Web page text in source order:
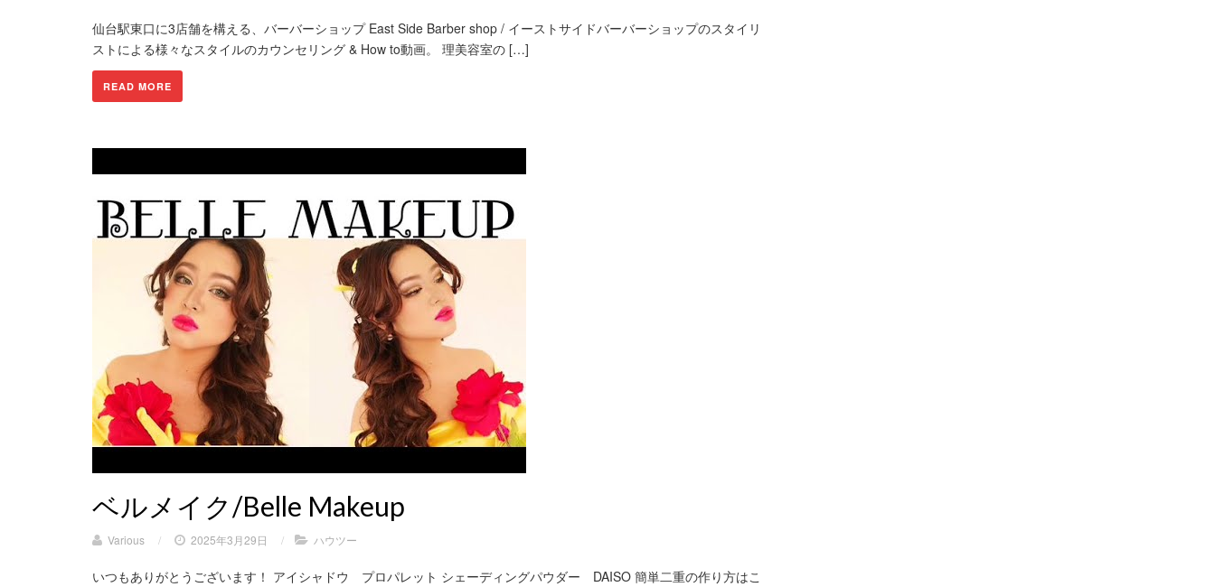
仙台駅東口に3店舗を構える、バーバーショップ East Side Barber shop / イーストサイドバーバーショップのスタイリ
ストによる様々なスタイルのカウンセリング & How to動画。 理美容室の […]
READ MORE
ベルメイク/Belle Makeup
Various / 2025年3月29日 / ハウツー
いつもありがとうございます！ アイシャドウ プロパレット シェーディングパウダー DAISO 簡単二重の作り方はこ